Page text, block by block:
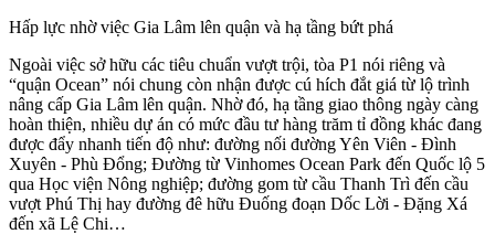
Hấp lực nhờ việc Gia Lâm lên quận và hạ tầng bứt phá
Ngoài việc sở hữu các tiêu chuẩn vượt trội, tòa P1 nói riêng và
“quận Ocean” nói chung còn nhận được cú hích đắt giá từ lộ trình
nâng cấp Gia Lâm lên quận. Nhờ đó, hạ tầng giao thông ngày càng
hoàn thiện, nhiều dự án có mức đầu tư hàng trăm tỉ đồng khác đang
được đẩy nhanh tiến độ như: đường nối đường Yên Viên - Đình
Xuyên - Phù Đổng; Đường từ Vinhomes Ocean Park đến Quốc lộ 5
qua Học viện Nông nghiệp; đường gom từ cầu Thanh Trì đến cầu
vượt Phú Thị hay đường đê hữu Đuống đoạn Dốc Lời - Đặng Xá
đến xã Lệ Chi…